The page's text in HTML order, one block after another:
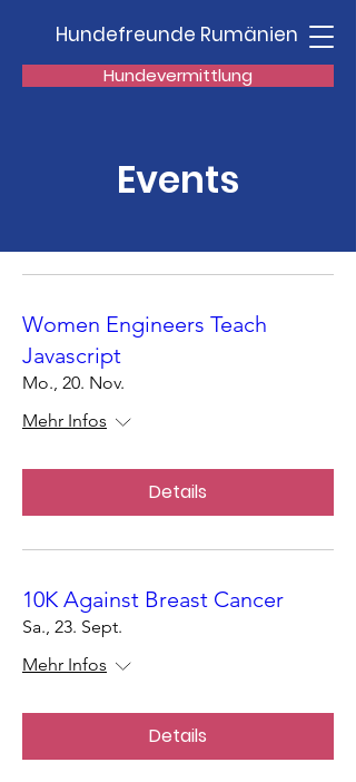
Hundevermittlung
Hundefreunde Rumänien
Events
Women Engineers Teach
Javascript
Mo., 20. Nov.
Mehr Infos
Details
10K Against Breast Cancer
Sa., 23. Sept.
Mehr Infos
Details